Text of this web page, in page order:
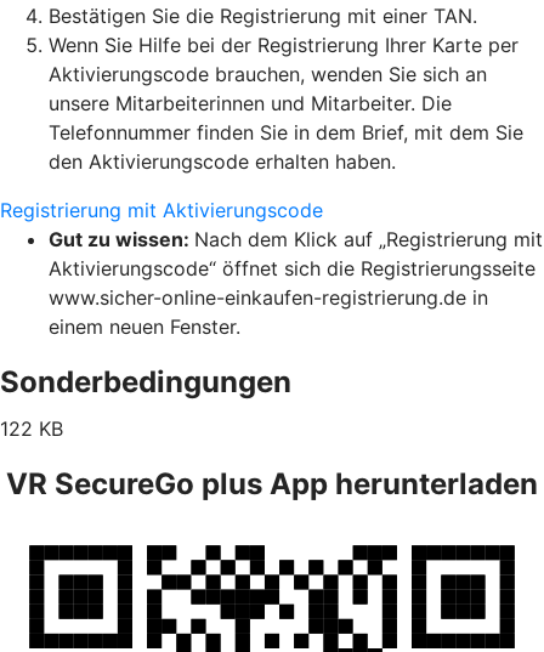
Bestätigen Sie die Registrierung mit einer TAN.
Wenn Sie Hilfe bei der Registrierung Ihrer Karte per
Aktivierungscode brauchen, wenden Sie sich an
unsere Mitarbeiterinnen und Mitarbeiter. Die
Telefonnummer finden Sie in dem Brief, mit dem Sie
den Aktivierungscode erhalten haben.
Registrierung mit Aktivierungscode
Gut zu wissen: Nach dem Klick auf „Registrierung mit
Aktivierungscode“ öffnet sich die Registrierungsseite
www.sicher-online-einkaufen-registrierung.de in
einem neuen Fenster.
Sonderbedingungen
122 KB
VR SecureGo plus App herunterladen